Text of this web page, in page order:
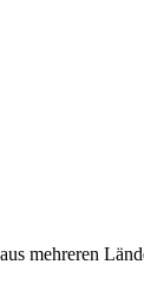
mehreren